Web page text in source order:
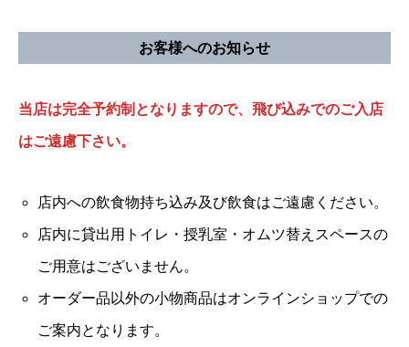
お客様へのお知らせ
当店は完全予約制となりますので、飛び込みでのご入店
はご遠慮下さい。
店内への飲食物持ち込み及び飲食はご遠慮ください。
店内に貸出用トイレ・授乳室・オムツ替えスペースの
ご用意はございません。
オーダー品以外の小物商品はオンラインショップでの
ご案内となります。